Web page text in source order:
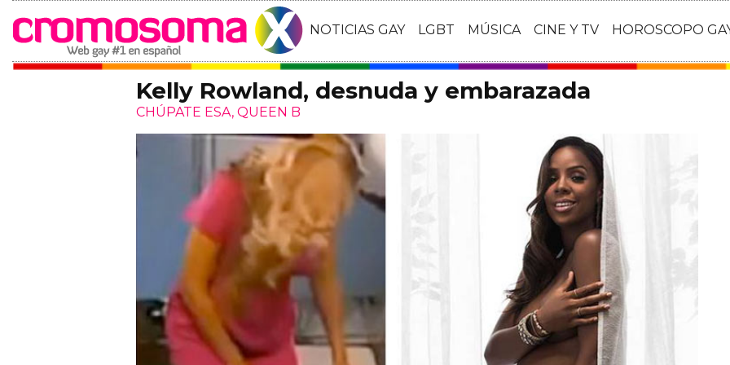
NOTICIAS GAY LGBT MÚSICA CINE Y TV HOROSCOPO
Kelly Rowland, desnuda y embarazada
CHÚPATE ESA, QUEEN B